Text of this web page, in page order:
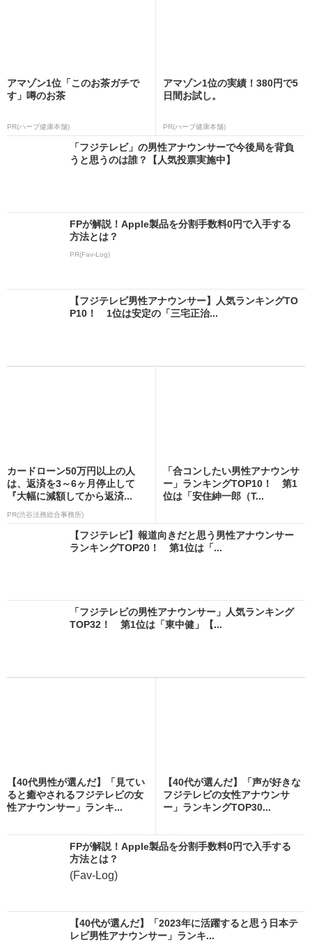
アマゾン1位「このお茶ガチで
す」噂のお茶
PR(ハーブ健康本舗)
アマゾン1位の実績！380円で5
日間お試し。
PR(ハーブ健康本舗)
「フジテレビ」の男性アナウンサーで今後局を背負
うと思うのは誰？【人気投票実施中】
FPが解説！Apple製品を分割手数料0円で入手する
方法とは？
PR(Fav-Log)
【フジテレビ男性アナウンサー】人気ランキングTO
P10！ 1位は安定の「三宅正治...
カードローン50万円以上の人
は、返済を3～6ヶ月停止して
『大幅に減額してから返済...
PR(渋谷法務総合事務所)
「合コンしたい男性アナウンサ
ー」ランキングTOP10！ 第1
位は「安住紳一郎（T...
【フジテレビ】報道向きだと思う男性アナウンサー
ランキングTOP20！ 第1位は「...
「フジテレビの男性アナウンサー」人気ランキング
TOP32！ 第1位は「東中健」【...
【40代男性が選んだ】「見てい
ると癒やされるフジテレビの女
性アナウンサー」ランキ...
【40代が選んだ】「声が好きな
フジテレビの女性アナウンサ
ー」ランキングTOP30...
FPが解説！Apple製品を分割手数料0円で入手する
方法とは？
(Fav-Log)
【40代が選んだ】「2023年に活躍すると思う日本テ
レビ男性アナウンサー」ランキ...